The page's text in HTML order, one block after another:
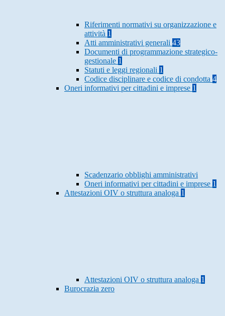
Riferimenti normativi su organizzazione e
attività 1
Atti amministrativi generali 43
Documenti di programmazione strategico-
gestionale 1
Statuti e leggi regionali 1
Codice disciplinare e codice di condotta 4
Oneri informativi per cittadini e imprese 1
Scadenzario obblighi amministrativi
Oneri informativi per cittadini e imprese 1
Attestazioni OIV o struttura analoga 1
Attestazioni OIV o struttura analoga 1
Burocrazia zero